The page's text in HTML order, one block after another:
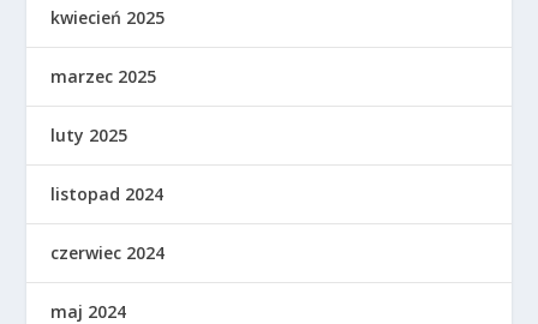
kwiecień 2025
marzec 2025
luty 2025
listopad 2024
czerwiec 2024
maj 2024